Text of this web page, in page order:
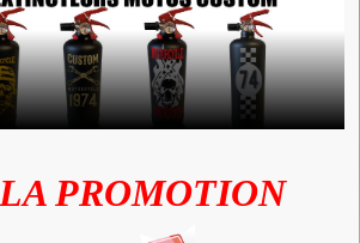
PROMOTION